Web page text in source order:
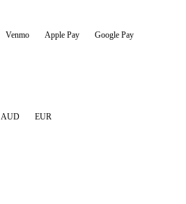
Venmo Apple Pay Google Pay
AUD EUR